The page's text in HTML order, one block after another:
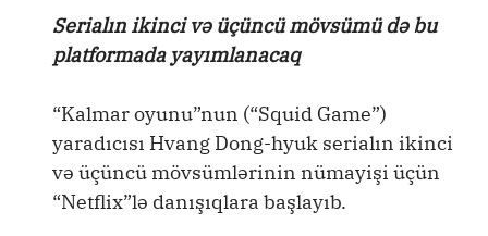
Serialın ikinci və üçüncü mövsümü də bu
platformada yayımlanacaq
“Kalmar oyunu”nun (“Squid Game”)
yaradıcısı Hvang Dong-hyuk serialın ikinci
və üçüncü mövsümlərinin nümayişi üçün
“Netflix”lə danışıqlara başlayıb.